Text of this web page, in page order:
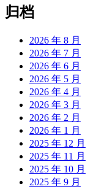
归档
2026 年 8 月
2026 年 7 月
2026 年 6 月
2026 年 5 月
2026 年 4 月
2026 年 3 月
2026 年 2 月
2026 年 1 月
2025 年 12 月
2025 年 11 月
2025 年 10 月
2025 年 9 月